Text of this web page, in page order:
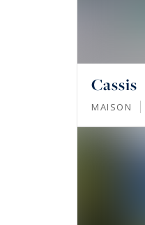
Cassis
MAISON